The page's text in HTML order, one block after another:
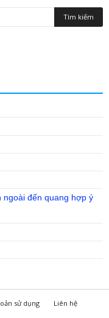
ngoài đến quang hợp ý
sử dụng
Liên hệ